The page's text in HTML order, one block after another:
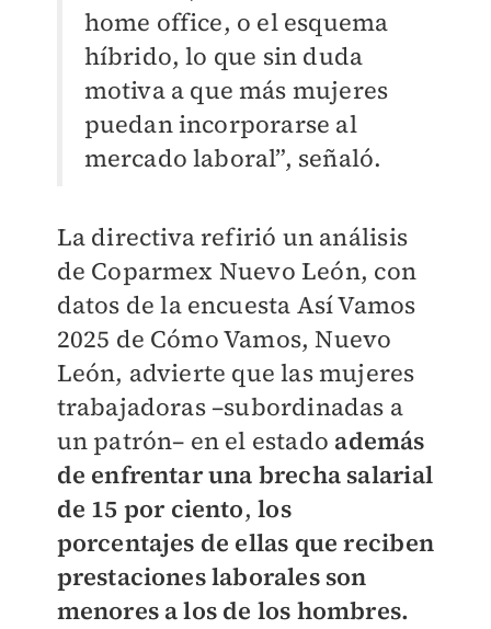
home office, o el esquema
híbrido, lo que sin duda
motiva a que más mujeres
puedan incorporarse al
mercado laboral”, señaló.
La directiva refirió un análisis
de Coparmex Nuevo León, con
datos de la encuesta Así Vamos
2025 de Cómo Vamos, Nuevo
León, advierte que las mujeres
trabajadoras –subordinadas a
un patrón– en el estado además
de enfrentar una brecha salarial
de 15 por ciento,los
porcentajes de ellas que reciben
prestaciones laborales son
menores a los de los hombres.